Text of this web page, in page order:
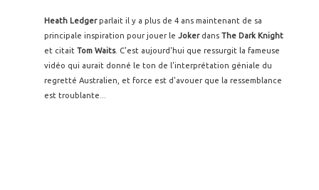
Heath Ledgerparlait il y a plus de 4 ans maintenant de sa
principale inspiration pour jouer le Jokerdans The Dark Knight
et citait Tom Waits. C'est aujourd'hui que ressurgit la fameuse
vidéo qui aurait donné le ton de l'interprétation géniale du
regretté Australien, et force est d'avouer que la ressemblance
est troublante...